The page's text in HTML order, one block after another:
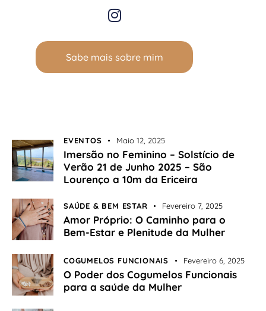
Sabe mais sobre mim
EVENTOS Maio 12, 2025
Imersão no Feminino – Solstício de
Verão 21 de Junho 2025 – São
Lourenço a 10m da Ericeira
SAÚDE & BEM ESTAR Fevereiro 7, 2025
Amor Próprio: O Caminho para o
Bem-Estar e Plenitude da Mulher
COGUMELOS FUNCIONAIS Fevereiro 6, 2025
O Poder dos Cogumelos Funcionais
para a saúde da Mulher